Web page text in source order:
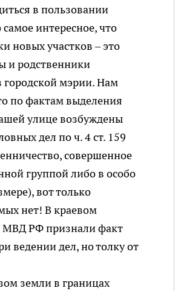
в пользовании
интересное, что
новых участков – это
и родственники
мэрии. Нам
по фактам выделения
улице возбуждены
дел по ч. 4 ст. 159
совершенное
группой либо в особо
вот только
нет! В краевом
МВД РФ признали факт
ведении дел, но толку от
земли в границах